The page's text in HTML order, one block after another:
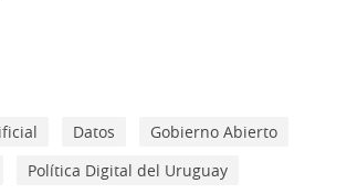
Datos
Gobierno Abierto
Política Digital del Uruguay